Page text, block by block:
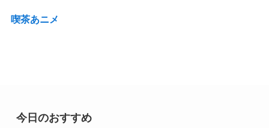
喫茶あニメ
今日のおすすめ